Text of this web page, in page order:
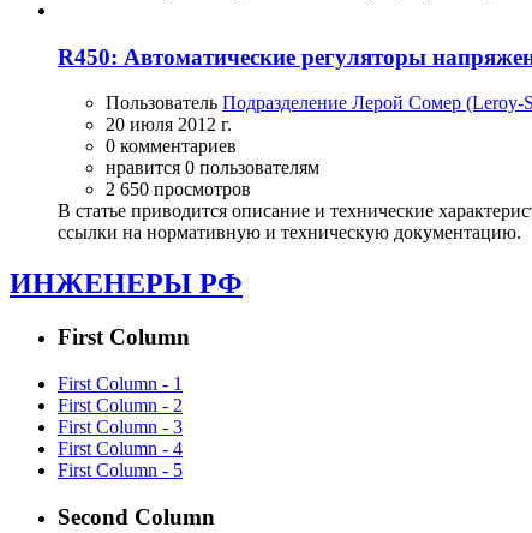
R450: Автоматические регуляторы
Пользователь Подразделение Лерой Сомер
20 июля 2012 г.
0 комментариев
нравится 0 пользователям
2 650 просмотров
В статье приводится описание и технические
ссылки на нормативную и техническую документацию.
ИНЖЕНЕРЫ РФ
First Column
First Column - 1
First Column - 2
First Column - 3
First Column - 4
First Column - 5
Second Column